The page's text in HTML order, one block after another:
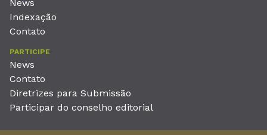
News
Indexação
Contato
PARTICIPE
News
Contato
Diretrizes para Submissão
Participar do conselho editorial